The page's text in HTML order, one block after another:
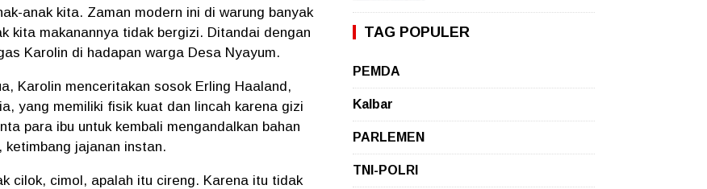
anak kita. Zaman modern ini di warung banyak
kita makanannya tidak bergizi. Ditandai dengan
Karolin di hadapan warga Desa Nyayum.
Karolin menceritakan sosok Erling Haaland,
yang memiliki fisik kuat dan lincah karena gizi
para ibu untuk kembali mengandalkan bahan
ketimbang jajanan instan.
cilok, cimol, apalah itu cireng. Karena itu tidak
TAG POPULER
PEMDA
Kalbar
PARLEMEN
TNI-POLRI